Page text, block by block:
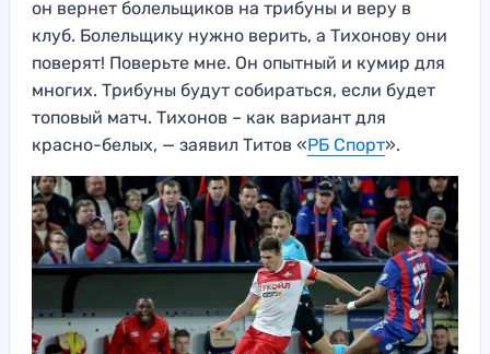
он вернет болельщиков на трибуны и веру в
клуб. Болельщику нужно верить, а Тихонову они
поверят! Поверьте мне. Он опытный и кумир для
многих. Трибуны будут собираться, если будет
топовый матч. Тихонов – как вариант для
красно-белых, — заявил Титов «РБ Спорт».